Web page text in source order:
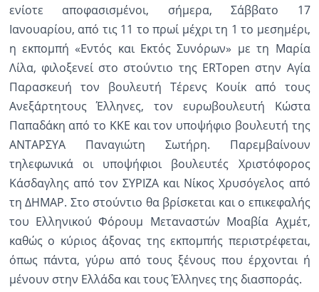
Ραδιόφωνο LIVE
Εκπομπές
Πολιτισμός
ενίοτε αποφασισμένοι, σήμερα, Σάββατο 17
Ιανουαρίου, από τις 11 το πρωί μέχρι τη 1 το μεσημέρι,
η εκπομπή «Εντός και Εκτός Συνόρων» με τη Μαρία
Λίλα, φιλοξενεί στο στούντιο της ERTopen στην Αγία
Παρασκευή τον βουλευτή Τέρενς Κουίκ από τους
Ανεξάρτητους Έλληνες, τον ευρωβουλευτή Κώστα
Παπαδάκη από το ΚΚΕ και τον υποψήφιο βουλευτή της
ΑΝΤΑΡΣΥΑ Παναγιώτη Σωτήρη. Παρεμβαίνουν
τηλεφωνικά οι υποψήφιοι βουλευτές Χριστόφορος
Κάσδαγλης από τον ΣΥΡΙΖΑ και Νίκος Χρυσόγελος από
τη ΔΗΜΑΡ. Στο στούντιο θα βρίσκεται και ο επικεφαλής
του Ελληνικού Φόρουμ Μεταναστών Μοαβία Αχμέτ,
καθώς ο κύριος άξονας της εκπομπής περιστρέφεται,
όπως πάντα, γύρω από τους ξένους που έρχονται ή
μένουν στην Ελλάδα και τους Έλληνες της διασποράς.